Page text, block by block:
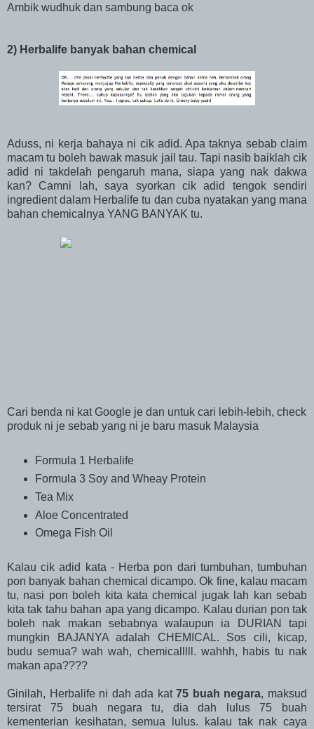
Ambik wudhuk dan sambung baca ok
2) Herbalife banyak bahan chemical
Aduss, ni kerja bahaya ni cik adid. Apa taknya sebab claim
macam tu boleh bawak masuk jail tau. Tapi nasib baiklah cik
adid ni takdelah pengaruh mana, siapa yang nak dakwa
kan? Camni lah, saya syorkan cik adid tengok sendiri
ingredient dalam Herbalife tu dan cuba nyatakan yang mana
bahan chemicalnya YANG BANYAK tu.
Cari benda ni kat Google je dan untuk cari lebih-lebih, check
produk ni je sebab yang ni je baru masuk Malaysia
Formula 1 Herbalife
Formula 3 Soy and Wheay Protein
Tea Mix
Aloe Concentrated
Omega Fish Oil
Kalau cik adid kata - Herba pon dari tumbuhan, tumbuhan
pon banyak bahan chemical dicampo. Ok fine, kalau macam
tu, nasi pon boleh kita kata chemical jugak lah kan sebab
kita tak tahu bahan apa yang dicampo. Kalau durian pon tak
boleh nak makan sebabnya walaupun ia DURIAN tapi
mungkin BAJANYA adalah CHEMICAL. Sos cili, kicap,
budu semua? wah wah, chemicalllll. wahhh, habis tu nak
makan apa????
Ginilah, Herbalife ni dah ada kat75 buah negara, maksud
tersirat 75 buah negara tu, dia dah lulus 75 buah
kementerian kesihatan, semua lulus. kalau tak nak caya